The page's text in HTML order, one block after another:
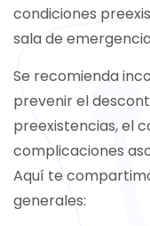
condiciones
sala de
Se recomienda
prevenir el
preexistencias, el
complicaciones
Aquí te
generales: